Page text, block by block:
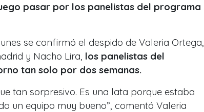
pasar por los panelistas del programa
se confirmó el despido de Valeria Ortega,
y Nacho Lira, los panelistas del
tan solo por dos semanas.
tan sorpresivo. Es una lata porque estaba
un equipo muy bueno”, comentó Valeria